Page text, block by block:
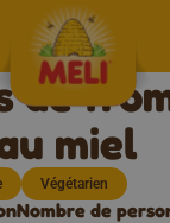
de
miel
Végétarien
Nombre de